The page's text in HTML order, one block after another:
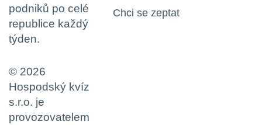
podniků po celé
republice každý
týden.
© 2026
Hospodský kvíz
s.r.o. je
provozovatelem
Chci se zeptat